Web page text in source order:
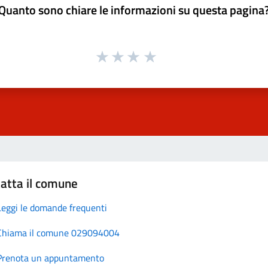
sono chiare le informazioni su questa
il comune
le domande frequenti
il comune 029094004
un appuntamento